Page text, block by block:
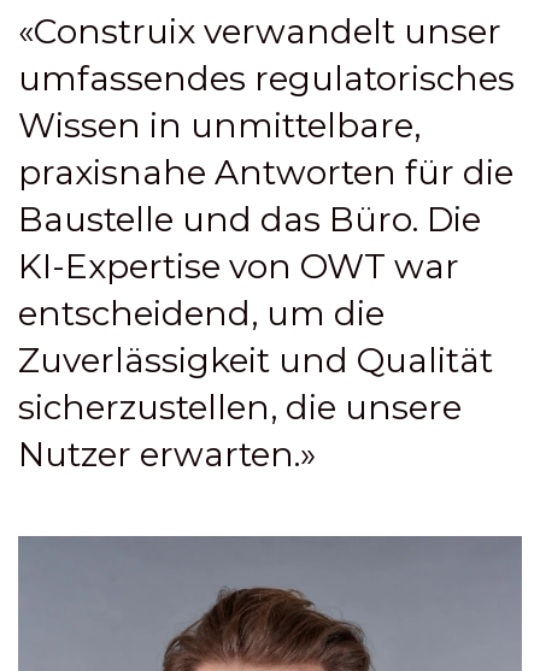
«Construix verwandelt unser
umfassendes regulatorisches
Wissen in unmittelbare,
praxisnahe Antworten für die
Baustelle und das Büro. Die
KI-Expertise von OWT war
entscheidend, um die
Zuverlässigkeit und Qualität
sicherzustellen, die unsere
Nutzer erwarten.»